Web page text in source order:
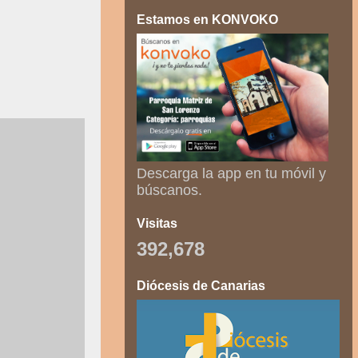
Estamos en KONVOKO
Descarga la app en tu móvil y
búscanos.
Visitas
392,678
Diócesis de Canarias